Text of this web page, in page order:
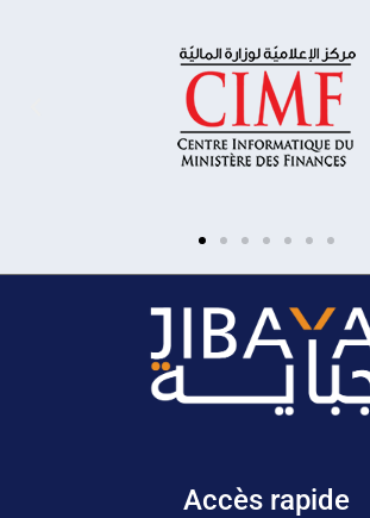
Accès rapide